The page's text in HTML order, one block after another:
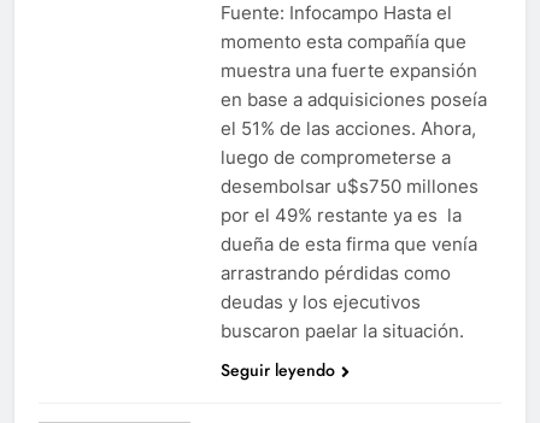
Fuente: Infocampo Hasta el
momento esta compañía que
muestra una fuerte expansión
en base a adquisiciones poseía
el 51% de las acciones. Ahora,
luego de comprometerse a
desembolsar u$s750 millones
por el 49% restante ya es la
dueña de esta firma que venía
arrastrando pérdidas como
deudas y los ejecutivos
buscaron paelar la situación.
Seguir leyendo